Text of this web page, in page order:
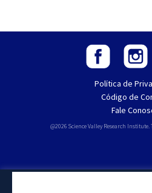
Política de
Código de
Fale
@2026 Science Valley Research